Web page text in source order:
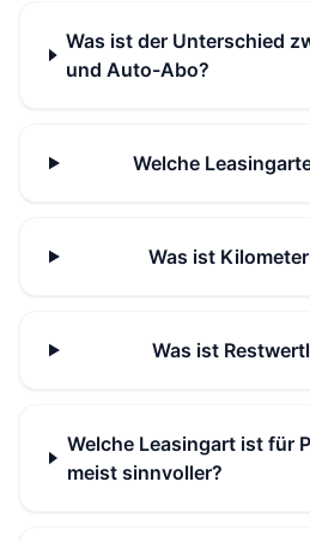
Was ist der Unterschied
und Auto-Abo?
Welche
Was ist
Was ist
Welche Leasingart ist für
meist sinnvoller?